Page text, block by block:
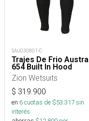
SAU030801-C
Trajes De Frio Austral
654 Built In Hood
Zion Wetsuits
$ 319.900
en 6cuotas de $53.317sin
interés